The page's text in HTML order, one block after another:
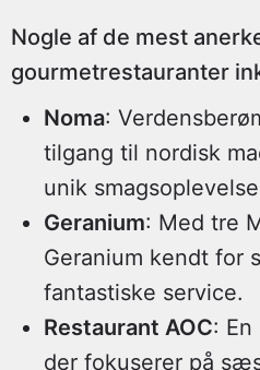
Nogle af de mest
gourmetrestauranter
Noma:
tilgang til nordisk
unik
Geranium: Med tre
Geranium kendt for
fantastiske service.
Restaurant AOC:
der fokuserer på